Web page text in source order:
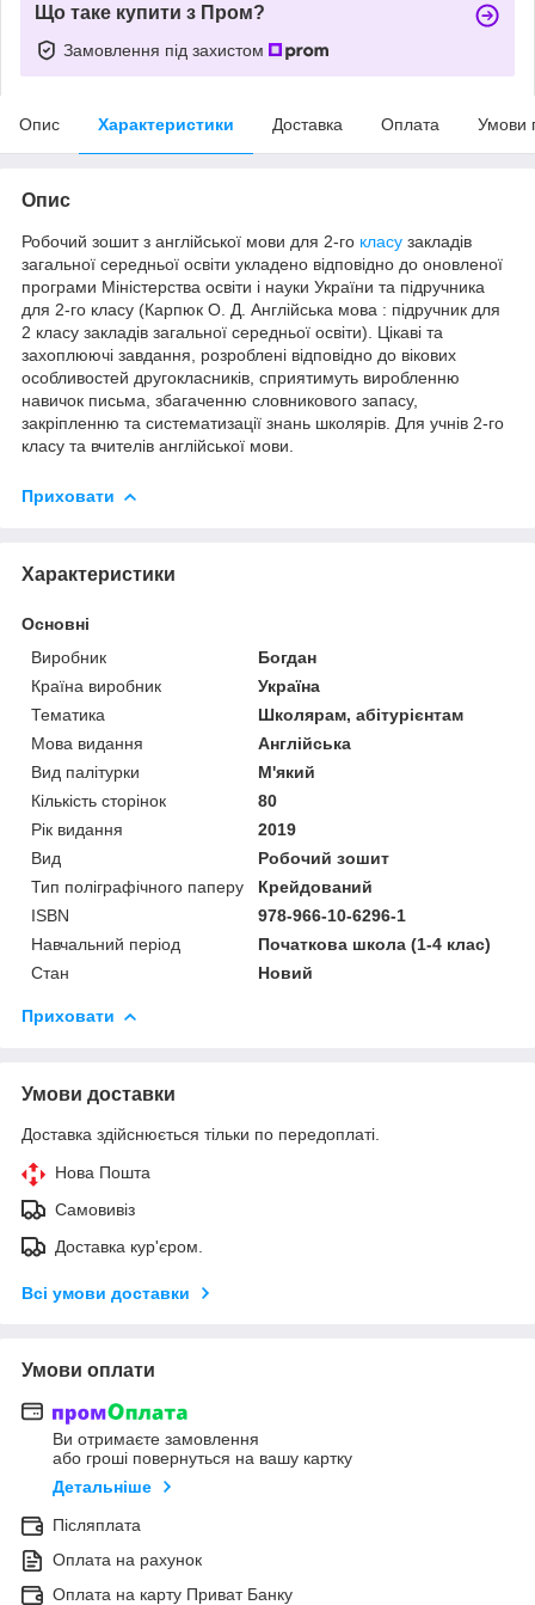
Що таке купити з Пром?
Замовлення під захистом
Опис Характеристики Доставка Оплата Умови
Опис
Робочий зошит з англійської мови для 2-го класу закладів
загальної середньої освіти укладено відповідно до оновленої
програми Міністерства освіти і науки України та підручника
для 2-го класу (Карпюк О. Д. Англійська мова : підручник для
2 класу закладів загальної середньої освіти). Цікаві та
захоплюючі завдання, розроблені відповідно до вікових
особливостей другокласників, сприятимуть виробленню
навичок письма, збагаченню словникового запасу,
закріпленню та систематизації знань школярів. Для учнів 2-го
класу та вчителів англійської мови.
Приховати
Характеристики
Основні
Виробник
Богдан
Країна виробник
Україна
Тематика
Школярам, абітурієнтам
Мова видання
Англійська
Вид палітурки
М'який
Кількість сторінок
80
Рік видання
2019
Вид
Робочий зошит
Тип поліграфічного паперу
Крейдований
ISBN
978-966-10-6296-1
Навчальний період
Початкова школа (1-4 клас)
Стан
Новий
Приховати
Умови доставки
Доставка здійснюється тільки по передоплаті.
Нова Пошта
Самовивіз
Доставка кур'єром.
Всі умови доставки
Умови оплати
Ви отримаєте замовлення
або гроші повернуться на вашу картку
Детальніше
Післяплата
Оплата на рахунок
Оплата на карту Приват Банку